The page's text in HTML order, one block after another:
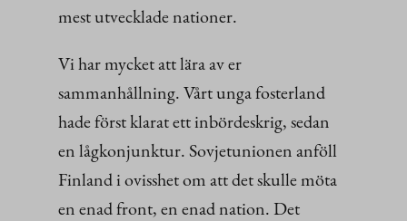
mest utvecklade nationer.
Vi har mycket att lära av er
sammanhållning. Vårt unga fosterland
hade först klarat ett inbördeskrig, sedan
en lågkonjunktur. Sovjetunionen anföll
Finland i ovisshet om att det skulle möta
en enad front, en enad nation. Det